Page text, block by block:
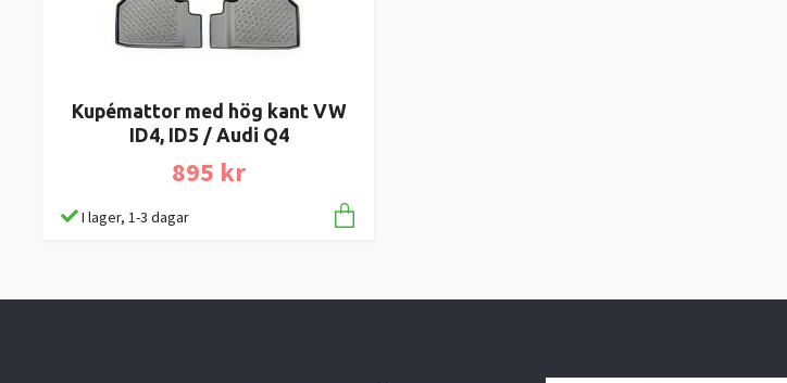
Kupémattor med hög kant VW
ID4, ID5 / Audi Q4
895 kr
I lager, 1-3 dagar